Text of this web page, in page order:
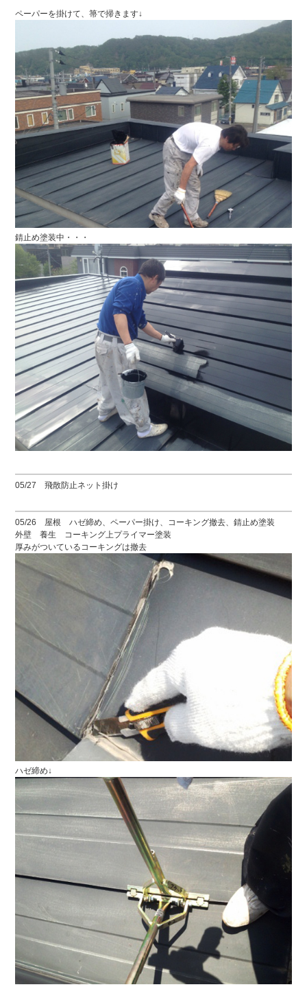
ペーパーを掛けて、箒で掃きます↓
錆止め塗装中・・・
05/27 飛散防止ネット掛け
05/26 屋根 ハゼ締め、ペーパー掛け、コーキング撤去、錆止め塗装
外壁 養生 コーキング上プライマー塗装
厚みがついているコーキングは撤去
ハゼ締め↓